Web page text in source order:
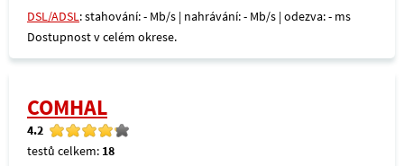
DSL/ADSL: stahování: - Mb/s | nahrávání: - Mb/s | odezva: - ms
Dostupnost v celém okrese.
COMHAL
4.2
testů celkem: 18